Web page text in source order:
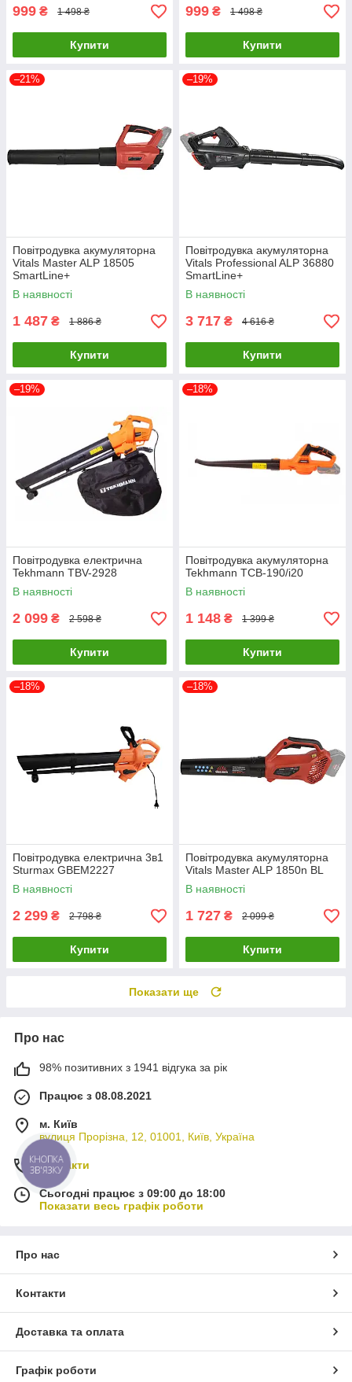
999 ₴ 1 498 ₴
Купити
999 ₴ 1 498 ₴
Купити
–21%
Повітродувка акумуляторна
Vitals Master ALP 18505
SmartLine+
В наявності
1 487 ₴ 1 886 ₴
Купити
–19%
Повітродувка акумуляторна
Vitals Professional ALP 36880
SmartLine+
В наявності
3 717 ₴ 4 616 ₴
Купити
–19%
Повітродувка електрична
Tekhmann TBV-2928
В наявності
2 099 ₴ 2 598 ₴
Купити
–18%
Повітродувка акумуляторна
Tekhmann ТСВ-190/i20
В наявності
1 148 ₴ 1 399 ₴
Купити
–18%
Повітродувка електрична 3в1
Sturmax GBEM2227
В наявності
2 299 ₴ 2 798 ₴
Купити
–18%
Повітродувка акумуляторна
Vitals Master ALP 1850n BL
В наявності
1 727 ₴ 2 099 ₴
Купити
Показати ще
Про нас
98% позитивних з 1941 відгука за рік
Працює з 08.08.2021
м. Київ
вулиця Прорізна, 12, 01001, Київ, Україна
Контакти
Сьогодні працює з 09:00 до 18:00
Показати весь графік роботи
Про нас
Контакти
Доставка та оплата
Графік роботи
КНОПКА
ЗВ'ЯЗКУ